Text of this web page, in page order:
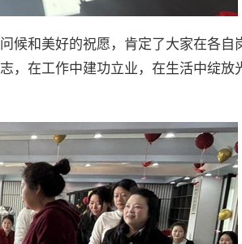
候和美好的祝愿，肯定了大家在各自
，在工作中建功立业，在生活中绽放